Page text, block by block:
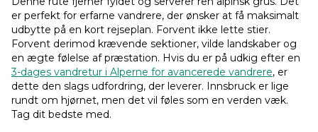
er perfekt for erfarne vandrere, der ønsker at få maksimalt
udbytte på en kort rejseplan. Forvent ikke lette stier.
Forvent derimod krævende sektioner, vilde landskaber og
en ægte følelse af præstation. Hvis du er på udkig efter en
3-dages vandretur i Alperne for avancerede vandrere, er
dette den slags udfordring, der leverer. Innsbruck er lige
rundt om hjørnet, men det vil føles som en verden væk.
Tag dit bedste med.